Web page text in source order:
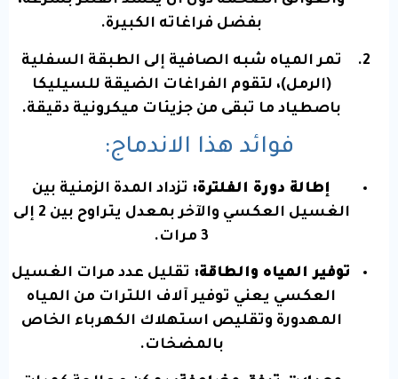
بفضل فراغاته الكبيرة.
تمر المياه شبه الصافية إلى الطبقة السفلية
(الرمل)، لتقوم الفراغات الضيقة للسيليكا
باصطياد ما تبقى من جزيئات ميكرونية دقيقة.
فوائد هذا الاندماج:
إطالة دورة الفلترة: تزداد المدة الزمنية بين
الغسيل العكسي والآخر بمعدل يتراوح بين 2 إلى
3 مرات.
توفير المياه والطاقة: تقليل عدد مرات الغسيل
العكسي يعني توفير آلاف اللترات من المياه
المهدورة وتقليص استهلاك الكهرباء الخاص
بالمضخات.